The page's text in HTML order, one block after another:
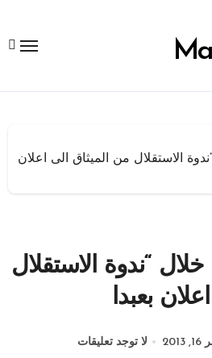
الاستقلال من الميثاق الى اعلان
“ندوة الاستقلال
بعبدا
لا توجد تعليقات